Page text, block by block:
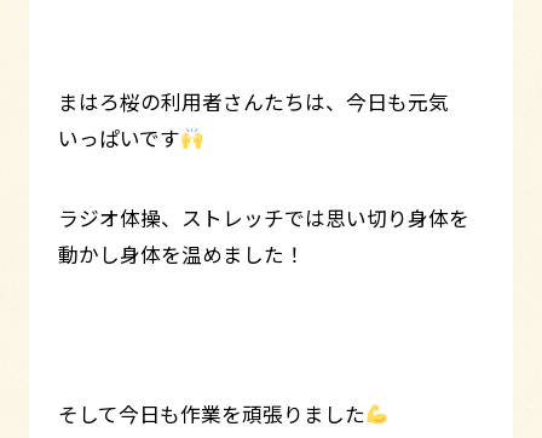
まはろ桜の利用者さんたちは、今日も元気
いっぱいです
ラジオ体操、ストレッチでは思い切り身体を
動かし身体を温めました！
そして今日も作業を頑張りました